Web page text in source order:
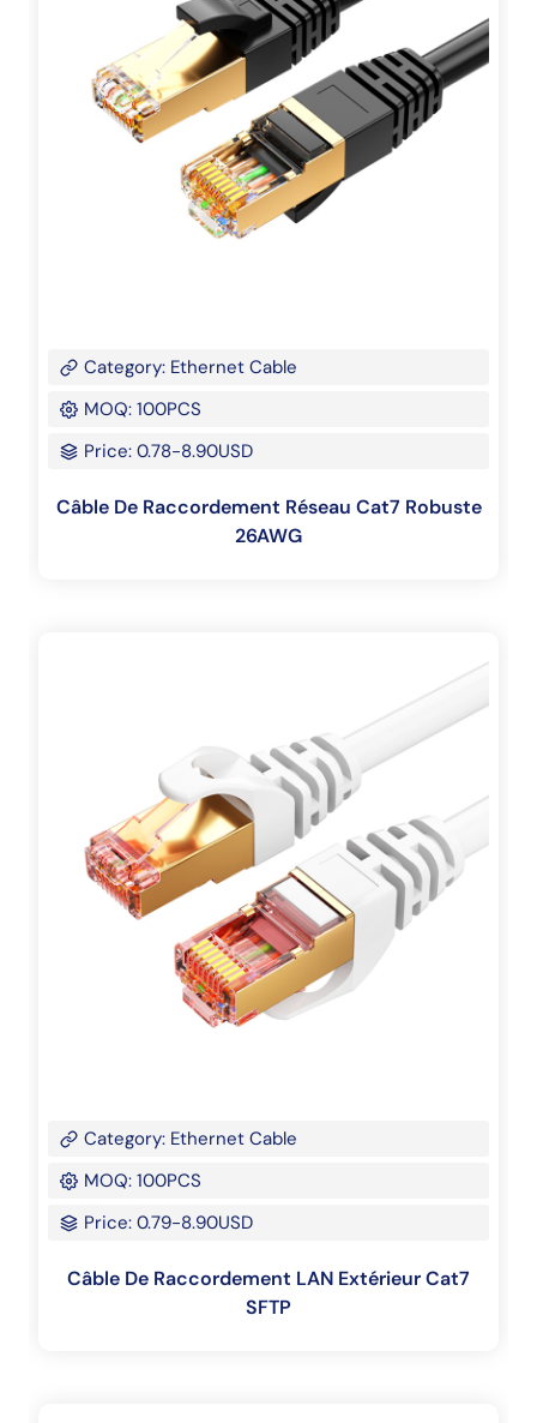
Category: Ethernet Cable
MOQ: 100PCS
Price: 0.78-8.90USD
Câble De Raccordement Réseau Cat7 Robuste
26AWG
Category: Ethernet Cable
MOQ: 100PCS
Price: 0.79-8.90USD
Câble De Raccordement LAN Extérieur Cat7
SFTP